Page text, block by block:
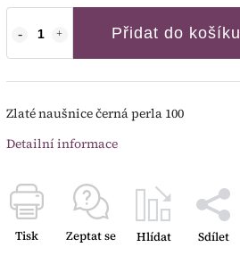
Přidat do košíku
Zlaté naušnice černá perla 100
Detailní informace
Tisk Zeptat se Hlídat Sdílet